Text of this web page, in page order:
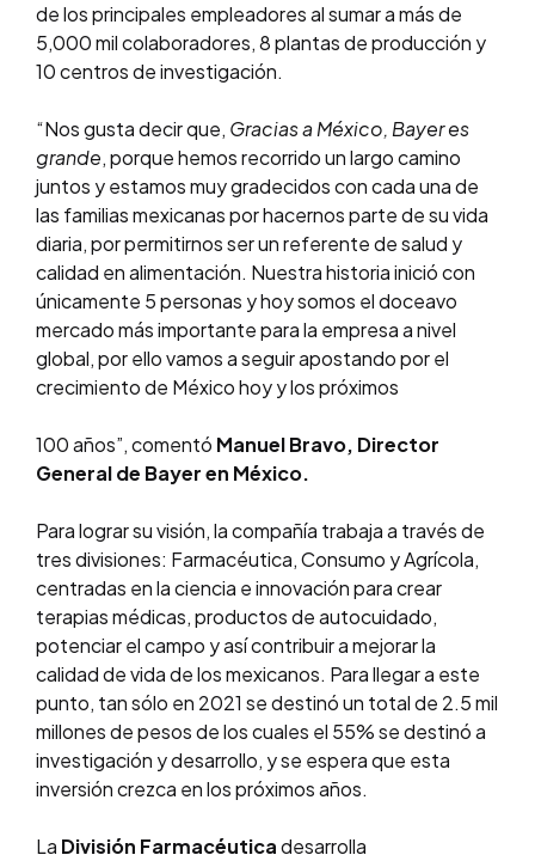
de los principales empleadores al sumar a más de
5,000 mil colaboradores, 8 plantas de producción y
10 centros de investigación.
“Nos gusta decir que, Gracias a México, Bayer es
grande, porque hemos recorrido un largo camino
juntos y estamos muy gradecidos con cada una de
las familias mexicanas por hacernos parte de su vida
diaria, por permitirnos ser un referente de salud y
calidad en alimentación. Nuestra historia inició con
únicamente 5 personas y hoy somos el doceavo
mercado más importante para la empresa a nivel
global, por ello vamos a seguir apostando por el
crecimiento de México hoy y los próximos
100 años”, comentó Manuel Bravo, Director
General de Bayer en México.
Para lograr su visión, la compañía trabaja a través de
tres divisiones: Farmacéutica, Consumo y Agrícola,
centradas en la ciencia e innovación para crear
terapias médicas, productos de autocuidado,
potenciar el campo y así contribuir a mejorar la
calidad de vida de los mexicanos. Para llegar a este
punto, tan sólo en 2021 se destinó un total de 2.5 mil
millones de pesos de los cuales el 55% se destinó a
investigación y desarrollo, y se espera que esta
inversión crezca en los próximos años.
La División Farmacéuticadesarrolla